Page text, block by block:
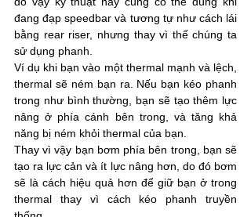
đang đạp speedbar và tương tự như cách lái
bằng rear riser, nhưng thay vì thế chúng ta
sử dụng phanh.
Ví dụ khi bạn vào một thermal mạnh và lệch,
thermal sẽ ném bạn ra. Nếu bạn kéo phanh
trong như bình thường, bạn sẽ tạo thêm lực
nâng ở phía cánh bên trong, và tăng khả
năng bị ném khỏi thermal của bạn.
Thay vì vậy bạn bơm phía bên trong, bạn sẽ
tạo ra lực cản và ít lực nâng hơn, do đó bơm
sẽ là cách hiệu quả hơn để giữ bạn ở trong
thermal thay vì cách kéo phanh truyền